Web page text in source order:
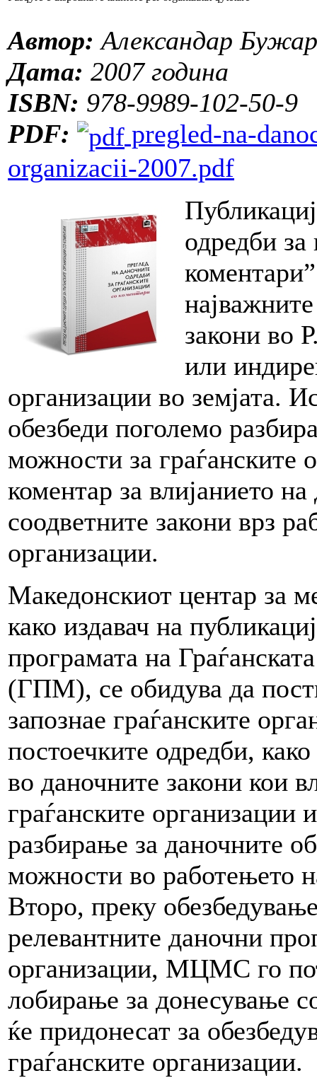
Автор: Александар
Дата: 2007 година
ISBN: 978-9989-102-50-9
PDF:
pregled-na-
organizacii-2007.pdf
одредби за
закони во
или
организации во земјата.
обезбеди поголемо
можности за граѓанските
коментар за влијанието
соодветните закони врз
организации.
Македонскиот центар за
како издавач на
програмата на
(ГПМ), се обидува да
запознае граѓанските
постоечките одредби,
во даночните закони кои
граѓанските организации
разбирање за даночните
можности во работењето
Второ, преку
релевантните даночни
организации, МЦМС го
лобирање за донесување
ќе придонесат за
граѓанските организации.